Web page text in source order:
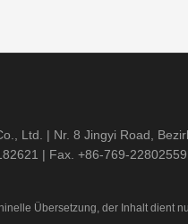
Ltd. | Nr. 8 Jingyi Road,
| Fax. +86-769-
Übersetzung, der Inhalt dient